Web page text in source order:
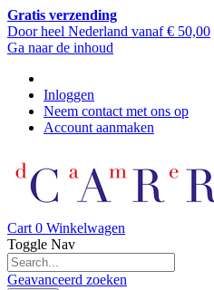
Gratis verzending
Door heel Nederland vanaf € 50,00
Ga naar de inhoud
Inloggen
Neem contact met ons op
Account aanmaken
Cart 0 Winkelwagen
Toggle Nav
Geavanceerd zoeken